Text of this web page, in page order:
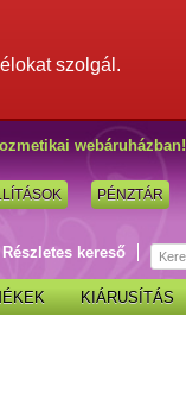
szolgál.
webáruházban!
PÉNZTÁR
Részletes kereső
KIÁRUSÍTÁS